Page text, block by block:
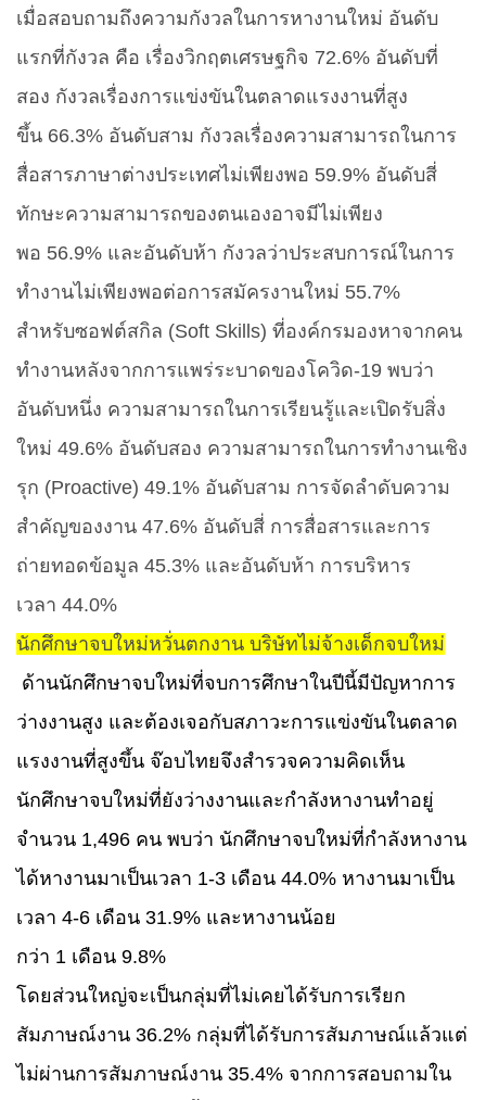
เมื่อสอบถามถึงความกังวลในการหางานใหม่ อันดับ
แรกที่กังวล คือ เรื่องวิกฤตเศรษฐกิจ 72.6% อันดับที่
สอง กังวลเรื่องการแข่งขันในตลาดแรงงานที่สูง
ขึ้น 66.3% อันดับสาม กังวลเรื่องความสามารถในการ
สื่อสารภาษาต่างประเทศไม่เพียงพอ 59.9% อันดับสี่
ทักษะความสามารถของตนเองอาจมีไม่เพียง
พอ 56.9% และอันดับห้า กังวลว่าประสบการณ์ในการ
ทำงานไม่เพียงพอต่อการสมัครงานใหม่ 55.7%
สำหรับซอฟต์สกิล (Soft Skills) ที่องค์กรมองหาจากคน
ทำงานหลังจากการแพร่ระบาดของโควิด-19 พบว่า
อันดับหนึ่ง ความสามารถในการเรียนรู้และเปิดรับสิ่ง
ใหม่ 49.6% อันดับสอง ความสามารถในการทำงานเชิง
รุก (Proactive) 49.1% อันดับสาม การจัดลำดับความ
สำคัญของงาน 47.6% อันดับสี่ การสื่อสารและการ
ถ่ายทอดข้อมูล 45.3% และอันดับห้า การบริหาร
เวลา 44.0%
นักศึกษาจบใหม่หวั่นตกงาน บริษัทไม่จ้างเด็กจบใหม่
ด้านนักศึกษาจบใหม่ที่จบการศึกษาในปีนี้มีปัญหาการ
ว่างงานสูง และต้องเจอกับสภาวะการแข่งขันในตลาด
แรงงานที่สูงขึ้น จ๊อบไทยจึงสำรวจความคิดเห็น
นักศึกษาจบใหม่ที่ยังว่างงานและกำลังหางานทำอยู่
จำนวน 1,496 คน พบว่า นักศึกษาจบใหม่ที่กำลังหางาน
ได้หางานมาเป็นเวลา 1-3 เดือน 44.0% หางานมาเป็น
เวลา 4-6 เดือน 31.9% และหางานน้อย
กว่า 1 เดือน 9.8%
โดยส่วนใหญ่จะเป็นกลุ่มที่ไม่เคยได้รับการเรียก
สัมภาษณ์งาน 36.2% กลุ่มที่ได้รับการสัมภาษณ์แล้วแต่
ไม่ผ่านการสัมภาษณ์งาน 35.4% จากการสอบถามใน